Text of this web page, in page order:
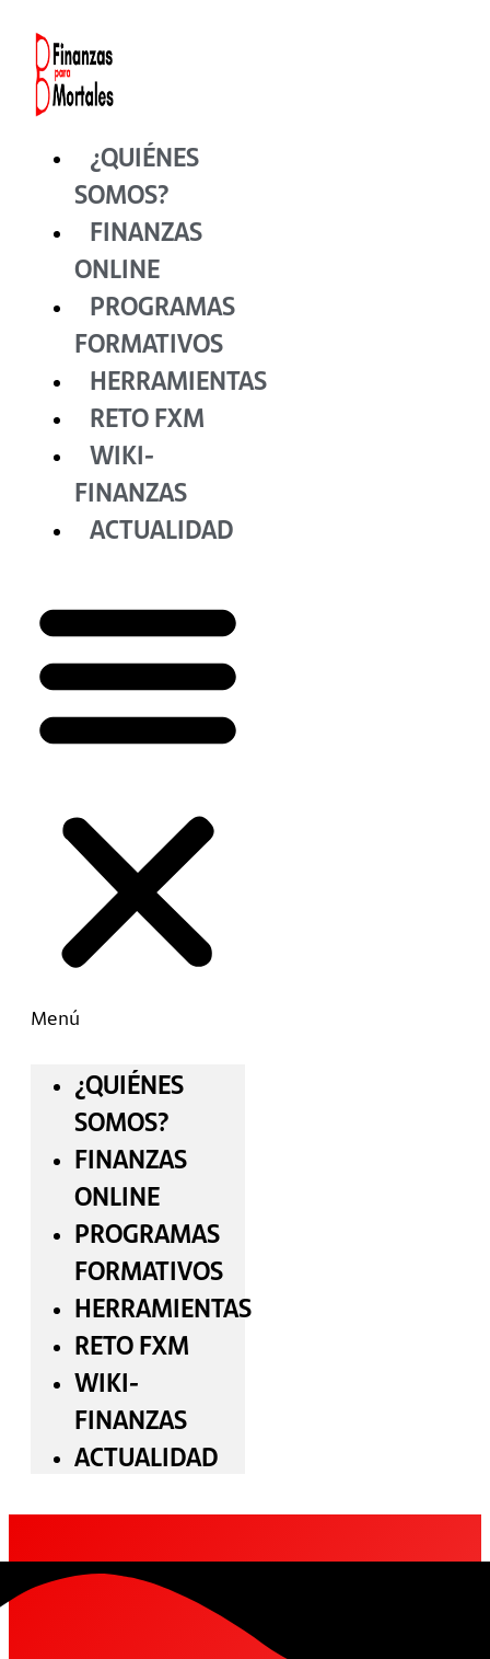
contenido
¿QUIÉNES
SOMOS?
FINANZAS
ONLINE
PROGRAMAS
FORMATIVOS
HERRAMIENTAS
RETO FXM
WIKI-
FINANZAS
ACTUALIDAD
Menú
¿QUIÉNES
SOMOS?
FINANZAS
ONLINE
PROGRAMAS
FORMATIVOS
HERRAMIENTAS
RETO FXM
WIKI-
FINANZAS
ACTUALIDAD